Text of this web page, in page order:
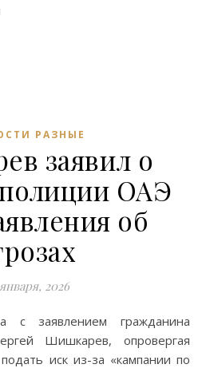
РАЗНЫЕ
заявил о
ОАЭ
об
2026
Шишкарев, опровергая
иск из-за «кампании по